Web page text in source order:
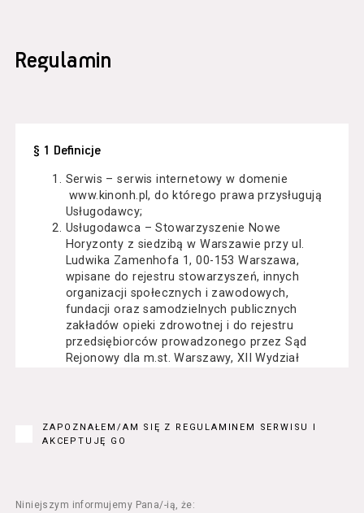
Regulamin
§ 1 Definicje
Serwis – serwis internetowy w domenie
www.kinonh.pl, do którego prawa przysługują
Usługodawcy;
Usługodawca – Stowarzyszenie Nowe
Horyzonty z siedzibą w Warszawie przy ul.
Ludwika Zamenhofa 1, 00-153 Warszawa,
wpisane do rejestru stowarzyszeń, innych
organizacji społecznych i zawodowych,
fundacji oraz samodzielnych publicznych
zakładów opieki zdrowotnej i do rejestru
przedsiębiorców prowadzonego przez Sąd
Rejonowy dla m.st. Warszawy, XII Wydział
Usługobiorca - osoba fizyczna, osoba prawna
lub jednostka organizacyjna nieposiadająca
Usługodawcę drogą elektroniczną z
ZAPOZNAŁEM/AM SIĘ Z REGULAMINEM SERWISU I
AKCEPTUJĘ GO
Niniejszym informujemy Pana/-ią, że: